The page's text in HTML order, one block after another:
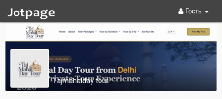
Гость
Tajmahalday tour